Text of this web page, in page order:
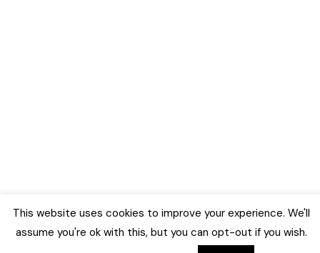
This website uses cookies to improve your experience. We'll
assume you're ok with this, but you can opt-out if you wish.